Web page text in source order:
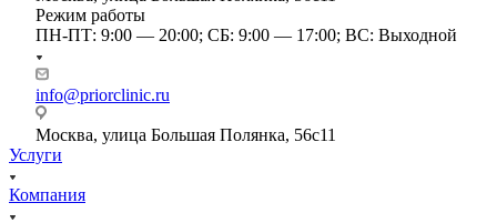
Режим работы
ПН-ПТ: 9:00 — 20:00; СБ: 9:00 — 17:00; ВС: Выходной
info@priorclinic.ru
Москва, улица Большая Полянка, 56с11
Услуги
Компания